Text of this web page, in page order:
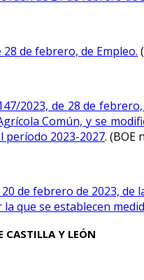
28 de febrero, de Empleo.
2023, de 28 de
Común, y se
período 2023-2027. (BOE
de febrero de 2023, de
que se establecen
CASTILLA Y LEÓN